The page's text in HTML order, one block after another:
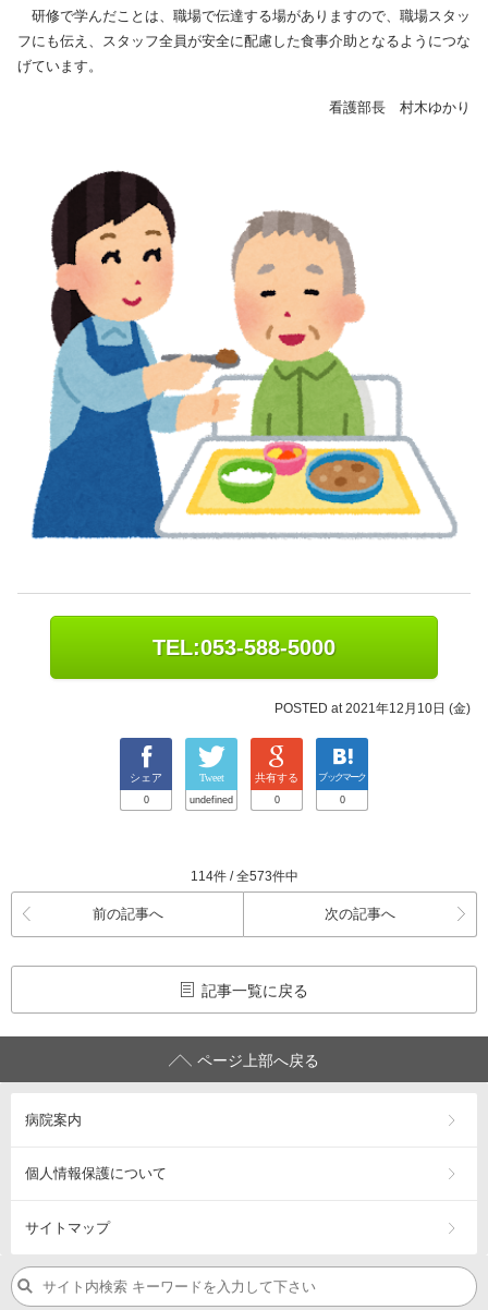
研修で学んだことは、職場で伝達する場がありますので、職場スタッ
フにも伝え、スタッフ全員が安全に配慮した食事介助となるようにつな
げています。
看護部長 村木ゆかり
TEL:053-588-5000
POSTED at 2021年12月10日 (金)
シェア
0
Tweet
undefined
共有する
0
ブックマーク
0
114件 / 全573件中
前の記事へ 次の記事へ
記事一覧に戻る
ページ上部へ戻る
病院案内
個人情報保護について
サイトマップ